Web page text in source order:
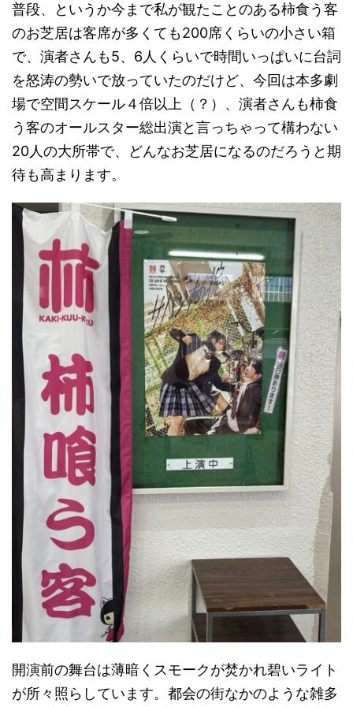
普段、というか今まで私が観たことのある柿食う客
のお芝居は客席が多くても200席くらいの小さい箱
で、演者さんも5、6人くらいで時間いっぱいに台詞
を怒涛の勢いで放っていたのだけど、今回は本多劇
場で空間スケール４倍以上（？）、演者さんも柿食
う客のオールスター総出演と言っちゃって構わない
20人の大所帯で、どんなお芝居になるのだろうと期
待も高まります。
開演前の舞台は薄暗くスモークが焚かれ碧いライト
が所々照らしています。都会の街なかのような雑多